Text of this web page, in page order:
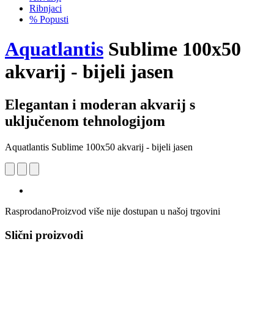
Ribnjaci
% Popusti
Aquatlantis Sublime 100x50
akvarij - bijeli jasen
Elegantan i moderan akvarij s
uključenom tehnologijom
Aquatlantis Sublime 100x50 akvarij - bijeli jasen
RasprodanoProizvod više nije dostupan u našoj trgovini
Slični proizvodi